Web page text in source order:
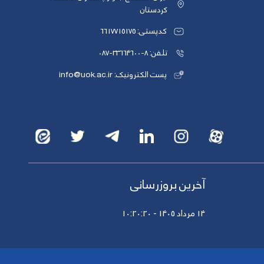
کردستان
کدپستی: 6617715175
تلفن: 8-33664600-087
پست الکترونیک: info@uok.ac.ir
آخرین بروزرسانی
14 مرداد 1405 - 10:20:20